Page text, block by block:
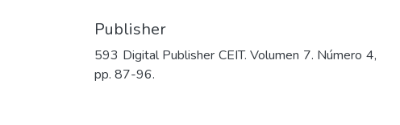
Publisher
593 Digital Publisher CEIT. Volumen 7. Número 4,
pp. 87-96.